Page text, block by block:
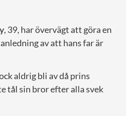
, 39, har övervägt att göra en
av att hans far är
aldrig bli av då prins
tål sin bror efter alla svek